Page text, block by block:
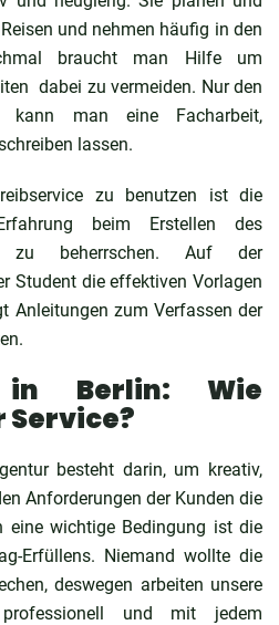
und nehmen häufig in den
braucht man Hilfe um
dabei zu vermeiden. Nur den
kann man eine Facharbeit,
lassen.
zu benutzen ist die
beim Erstellen des
zu beherrschen. Auf der
Student die effektiven Vorlagen
Anleitungen zum Verfassen der
in Berlin: Wie
besteht darin, um kreativ,
Anforderungen der Kunden die
eine wichtige Bedingung ist die
Erfüllens. Niemand wollte die
deswegen arbeiten unsere
und mit jedem